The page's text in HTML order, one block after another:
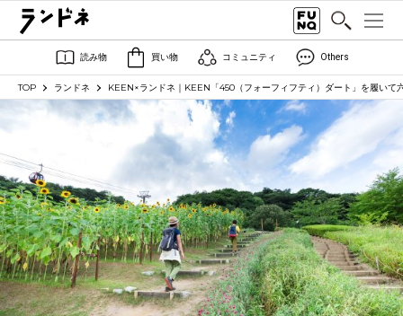
読み物 買い物 コミュニティ Others
TOP ランドネ KEEN×ランドネ｜KEEN「450（フォーフィフティ）ダート」を履いて